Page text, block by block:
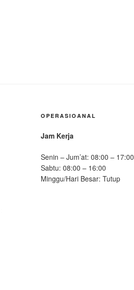
OPERASIOANAL
Jam Kerja
Senin – Jum’at: 08:00 – 17:00
Sabtu: 08:00 – 16:00
Minggu/Hari Besar: Tutup